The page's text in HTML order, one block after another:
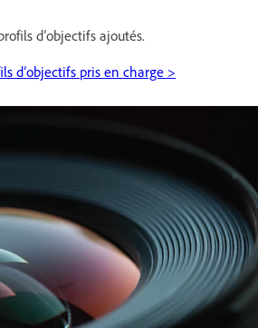
d’objectifs ajoutés.
d’objectifs pris en charge >